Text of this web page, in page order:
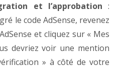
et l’approbation :
le code AdSense, revenez
et cliquez sur « Mes
devriez voir une mention
» à côté de votre